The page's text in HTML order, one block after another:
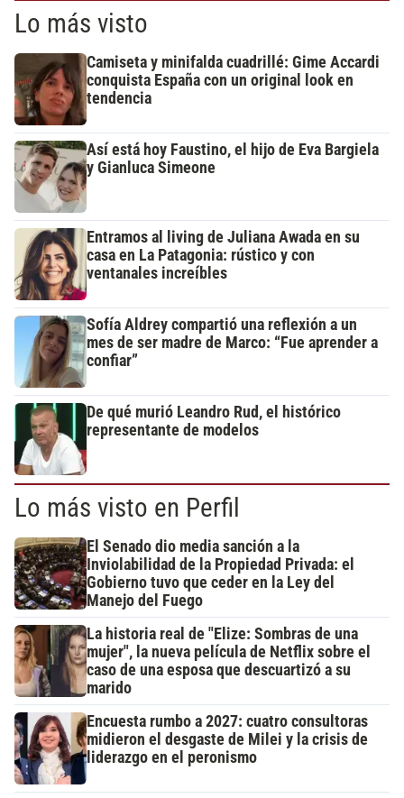
Lo más visto
Camiseta y minifalda cuadrillé: Gime Accardi
conquista España con un original look en
tendencia
Así está hoy Faustino, el hijo de Eva Bargiela
y Gianluca Simeone
Entramos al living de Juliana Awada en su
casa en La Patagonia: rústico y con
ventanales increíbles
Sofía Aldrey compartió una reflexión a un
mes de ser madre de Marco: “Fue aprender a
confiar”
De qué murió Leandro Rud, el histórico
representante de modelos
Lo más visto en Perfil
El Senado dio media sanción a la
Inviolabilidad de la Propiedad Privada: el
Gobierno tuvo que ceder en la Ley del
Manejo del Fuego
La historia real de "Elize: Sombras de una
mujer", la nueva película de Netflix sobre el
caso de una esposa que descuartizó a su
marido
Encuesta rumbo a 2027: cuatro consultoras
midieron el desgaste de Milei y la crisis de
liderazgo en el peronismo